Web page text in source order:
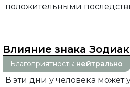
положительными
Влияние знака
Благоприятность: нейтрально
В эти дни у человека может